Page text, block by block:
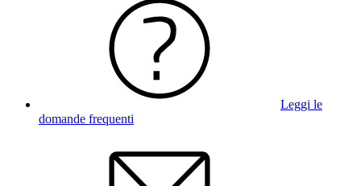
Leggi le
domande frequenti